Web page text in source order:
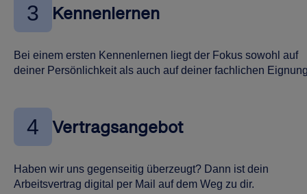
3 Kennenlernen
Bei einem ersten Kennenlernen liegt der Fokus sowohl auf
deiner Persönlichkeit als auch auf deiner fachlichen
4 Vertragsangebot
Haben wir uns gegenseitig überzeugt? Dann ist dein
Arbeitsvertrag digital per Mail auf dem Weg zu dir.